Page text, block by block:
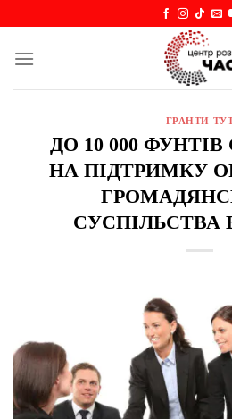
content
ГРАНТИ
ДО 10 000 ФУНТІВ
НА ПІДТРИМКУ
СУСПІЛЬСТВА